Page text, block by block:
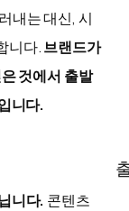
내는 대신, 시
니다.브랜드가
것에서 출발
니다.
니다. 콘텐츠